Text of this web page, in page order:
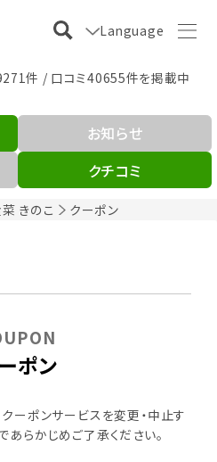
Language
件 / 口コミ40655件を掲載中
きのこ クーポン
お知らせ
クチコミ
ポン
ーポンサービスを変更・中止す
らかじめご了承ください。